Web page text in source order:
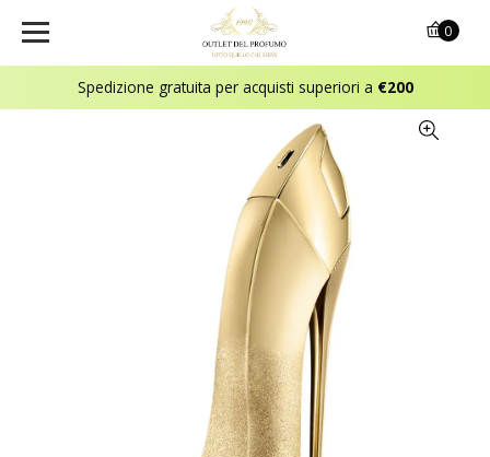
Spedizione gratuita per acquisti superiori a €200
0